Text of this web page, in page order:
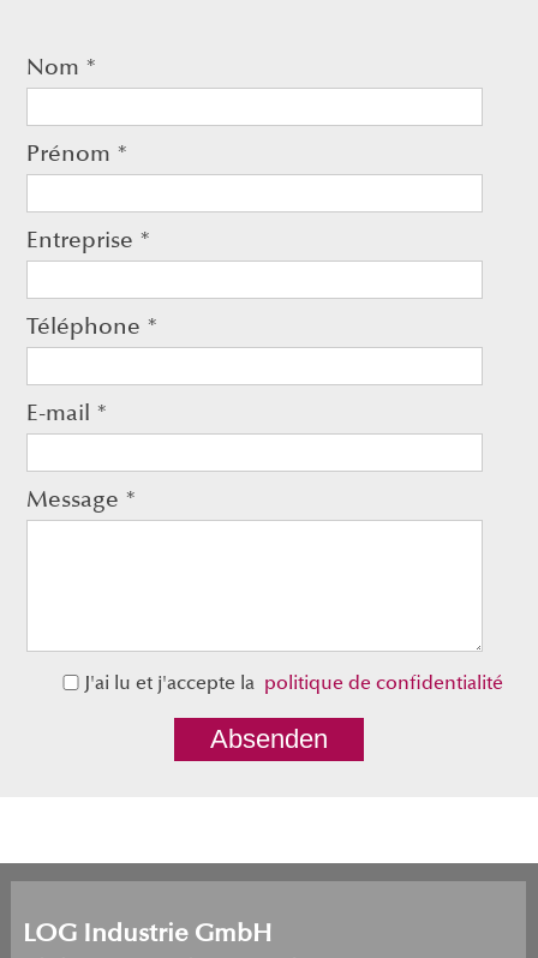
Nom *
Prénom *
Entreprise *
Téléphone *
E-mail *
Message *
J'ai lu et j'accepte la politique de confidentialité
Absenden
LOG Industrie GmbH